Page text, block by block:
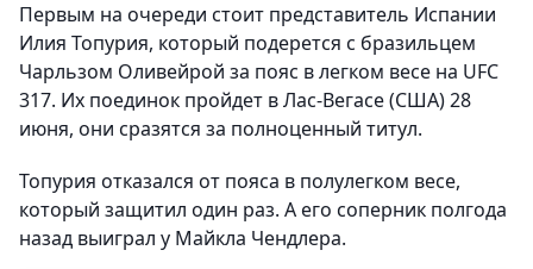
Первым на очереди стоит представитель Испании
Илия Топурия, который подерется с бразильцем
Чарльзом Оливейрой за пояс в легком весе на UFC
317. Их поединок пройдет в Лас-Вегасе (США) 28
июня, они сразятся за полноценный титул.
Топурия отказался от пояса в полулегком весе,
который защитил один раз. А его соперник полгода
назад выиграл у Майкла Чендлера.